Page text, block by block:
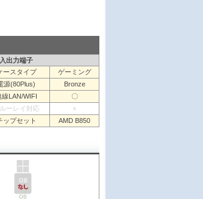
出力端子
ースタイプ
ゲーミング
源(80Plus)
Bronze
線LAN/WIFI
〇
ーレイ対応
×
ップセット AMD B850